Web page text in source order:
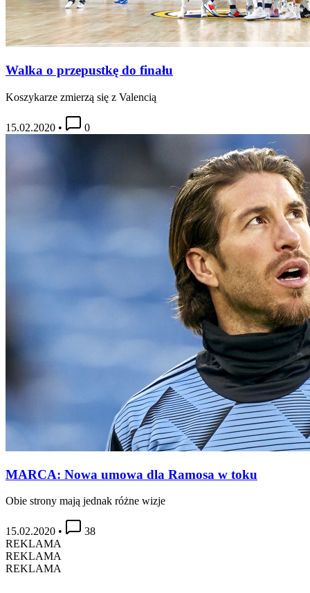
Walka o przepustkę do finału
Koszykarze zmierzą się z Valencią
15.02.2020 • 0
MARCA: Nowa umowa dla Ramosa w toku
Obie strony mają jednak różne wizje
15.02.2020 •
38
REKLAMA
REKLAMA
REKLAMA